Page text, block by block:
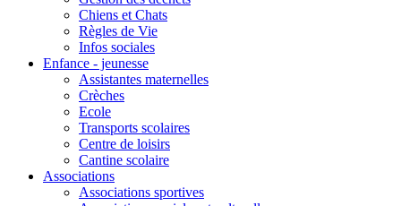
Chiens et Chats
Règles de Vie
Infos sociales
Enfance - jeunesse
Assistantes maternelles
Crèches
Ecole
Transports scolaires
Centre de loisirs
Cantine scolaire
Associations
Associations sportives